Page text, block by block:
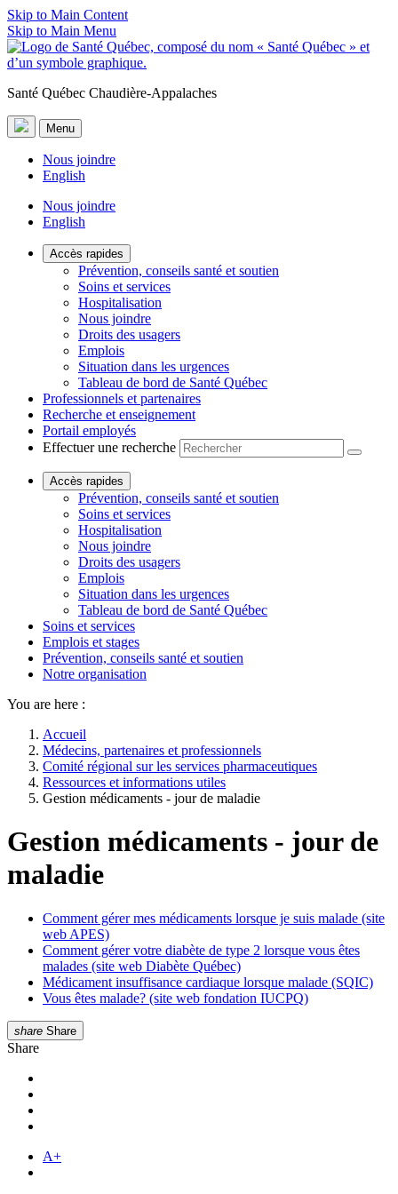
Skip to Main Content
Skip to Main Menu
Santé Québec Chaudière-Appalaches
Menu
Nous joindre
English
Nous joindre
English
Accès rapides
Prévention, conseils santé et soutien
Soins et services
Hospitalisation
Nous joindre
Droits des usagers
Emplois
Situation dans les urgences
Tableau de bord de Santé Québec
Professionnels et partenaires
Recherche et enseignement
Portail employés
Effectuer une recherche
Accès rapides
Prévention, conseils santé et soutien
Soins et services
Hospitalisation
Nous joindre
Droits des usagers
Emplois
Situation dans les urgences
Tableau de bord de Santé Québec
Soins et services
Emplois et stages
Prévention, conseils santé et soutien
Notre organisation
You are here :
Accueil
Médecins, partenaires et professionnels
Comité régional sur les services pharmaceutiques
Ressources et informations utiles
Gestion médicaments - jour de maladie
Gestion médicaments - jour de
maladie
Comment gérer mes médicaments lorsque je suis malade (site
web APES)
Comment gérer votre diabète de type 2 lorsque vous êtes
malades (site web Diabète Québec)
Médicament insuffisance cardiaque lorsque malade (SQIC)
Vous êtes malade? (site web fondation IUCPQ)
share Share
Share
A+